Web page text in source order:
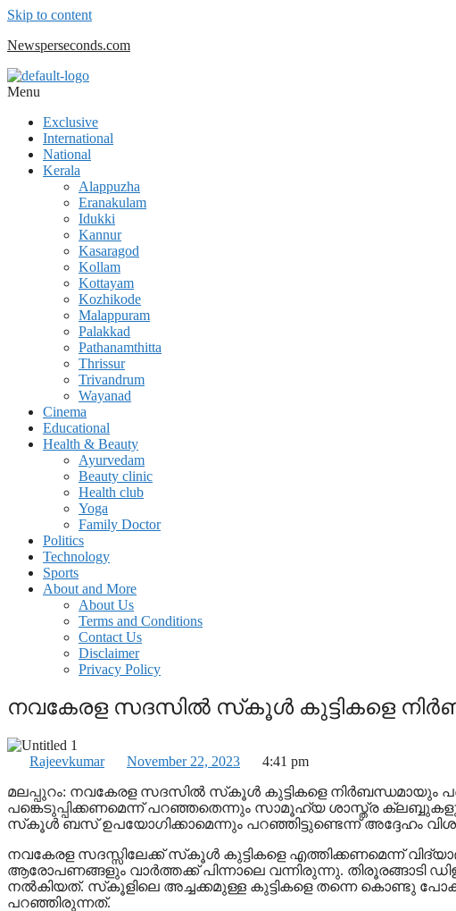
Skip to content
Newsperseconds.com
Menu
Exclusive
International
National
Kerala
Alappuzha
Eranakulam
Idukki
Kannur
Kasaragod
Kollam
Kottayam
Kozhikode
Malappuram
Palakkad
Pathanamthitta
Thrissur
Trivandrum
Wayanad
Cinema
Educational
Health & Beauty
Ayurvedam
Beauty clinic
Health club
Yoga
Family Doctor
Politics
Technology
Sports
About and More
About Us
Terms and Conditions
Contact Us
Disclaimer
Privacy Policy
നവകേരള സദസില്‍ സ്‌കൂള്‍ കുട്ടികളെ
Rajeevkumar November 22, 2023
4:41 pm
മലപ്പുറം: നവകേരള സദസില്‍ സ്‌കൂള്‍ കുട്ടികളെ നിര്‍ബന്ധമായും
പങ്കെടുപ്പിക്കണമെന്ന് പറഞ്ഞതെന്നും സാമൂഹ്യ ശാസ്ത്ര
സ്‌കൂള്‍ ബസ് ഉപയോഗിക്കാമെന്നും പറഞ്ഞിട്ടുണ്ടെന്ന് അദ്ദേഹം
നവകേരള സദസ്സിലേക്ക് സ്‌കൂള്‍ കുട്ടികളെ എത്തിക്കണമെന്ന്
ആരോപണങ്ങളും വാര്‍ത്തക്ക് പിന്നാലെ വന്നിരുന്നു. തിരൂരങ്ങാടി
നല്‍കിയത്. സ്‌കൂളിലെ അച്ചക്കമുള്ള കുട്ടികളെ തന്നെ കൊണ്ടു
പറഞ്ഞിരുന്നത്.